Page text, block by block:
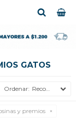
GATOS
Recomendados
y premios